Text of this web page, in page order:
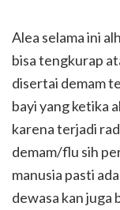
Alea selama ini
bisa tengkurap
disertai demam
bayi yang ketika
karena terjadi
demam/flu sih
manusia pasti ada
dewasa kan juga